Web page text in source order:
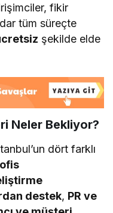
fikir
tüm süreçte
şekilde elde
Neler Bekliyor?
dört farklı
destek, PR ve